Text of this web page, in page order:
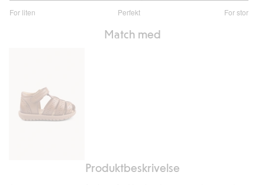
For liten Perfekt For stor
av
Match med
Produktbeskrivelse